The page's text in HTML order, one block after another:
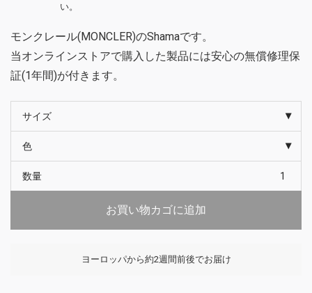
い。
モンクレール(MONCLER)のShamaです。
当オンラインストアで購入した製品には安心の無償修理保
証(1年間)が付きます。
サイズ
色
数量
お買い物カゴに追加
ヨーロッパから約2週間前後でお届け